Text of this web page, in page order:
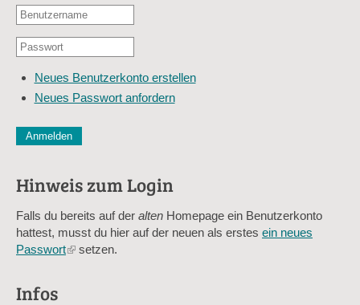
Benutzername
E-
Adresse
Passwort
Neues Benutzerkonto erstellen
Neues Passwort anfordern
Diese Sicherheitsfrage überprüft, ob Sie ein menschlicher
Sag mir nicht, wie viele Sternlein stehen
Hinweis zum Login
Falls du bereits auf der alten Homepage ein Benutzerkonto
hattest, musst du hier auf der neuen als erstes ein neues
Passwort(linksetzen.
Infos